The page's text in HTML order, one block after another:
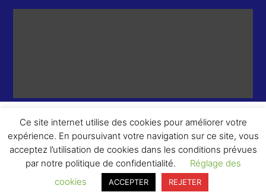
© 2026 – 2 ème Round – Tous droits réservés.
Ce site internet utilise des cookies pour améliorer votre
expérience. En poursuivant votre navigation sur ce site, vous
acceptez l’utilisation de cookies dans les conditions prévues
par notre politique de confidentialité.
Réglage des
cookies
ACCEPTER REJETER